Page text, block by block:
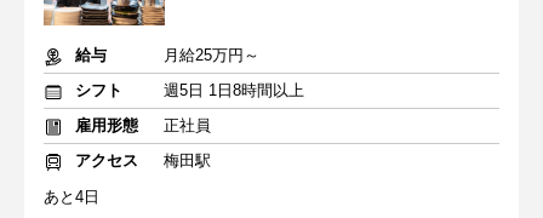
給与
月給25万円～
シフト
週5日 1日8時間以上
雇用形態
正社員
アクセス
梅田駅
あと4日